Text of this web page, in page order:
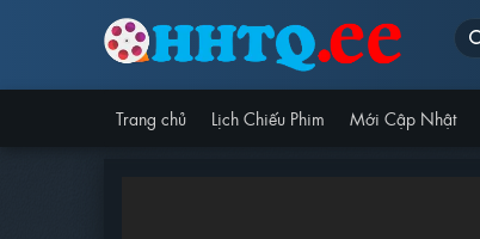
Trang chủ Lịch Chiếu Phim Mới Cập Nhật